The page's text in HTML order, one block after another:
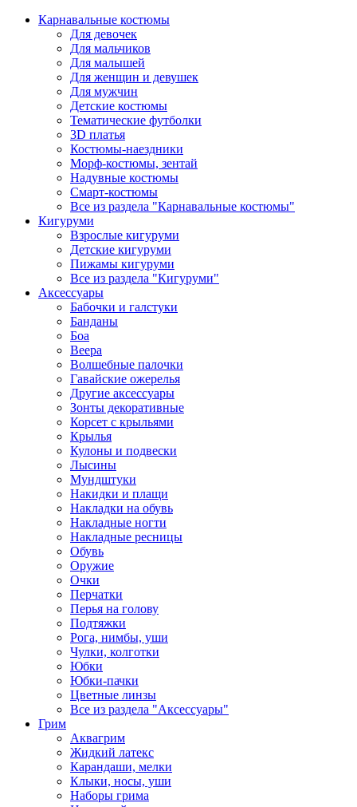
Карнавальные костюмы
Для девочек
Для мальчиков
Для малышей
Для женщин и девушек
Для мужчин
Детские костюмы
Тематические футболки
3D платья
Костюмы-наездники
Морф-костюмы, зентай
Надувные костюмы
Смарт-костюмы
Все из раздела "Карнавальные костюмы"
Кигуруми
Взрослые кигуруми
Детские кигуруми
Пижамы кигуруми
Все из раздела "Кигуруми"
Аксессуары
Бабочки и галстуки
Банданы
Боа
Веера
Волшебные палочки
Гавайские ожерелья
Другие аксессуары
Зонты декоративные
Корсет с крыльями
Крылья
Кулоны и подвески
Лысины
Мундштуки
Накидки и плащи
Накладки на обувь
Накладные ногти
Накладные ресницы
Обувь
Оружие
Очки
Перчатки
Перья на голову
Подтяжки
Рога, нимбы, уши
Чулки, колготки
Юбки
Юбки-пачки
Цветные линзы
Все из раздела "Аксессуары"
Грим
Аквагрим
Жидкий латекс
Карандаши, мелки
Клыки, носы, уши
Наборы грима